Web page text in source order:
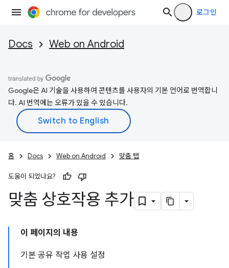
로그인
Docs Web on Android
Google은 AI 기술을 사용하여 콘텐츠를 사용자의 기본 언어로 번역합니
다. AI 번역에는 오류가 있을 수 있습니다.
홈 Docs Web on Android 맞춤 탭
도움이 되었나요?
맞춤 상호작용 추가
이 페이지의 내용
기본 공유 작업 사용 설정